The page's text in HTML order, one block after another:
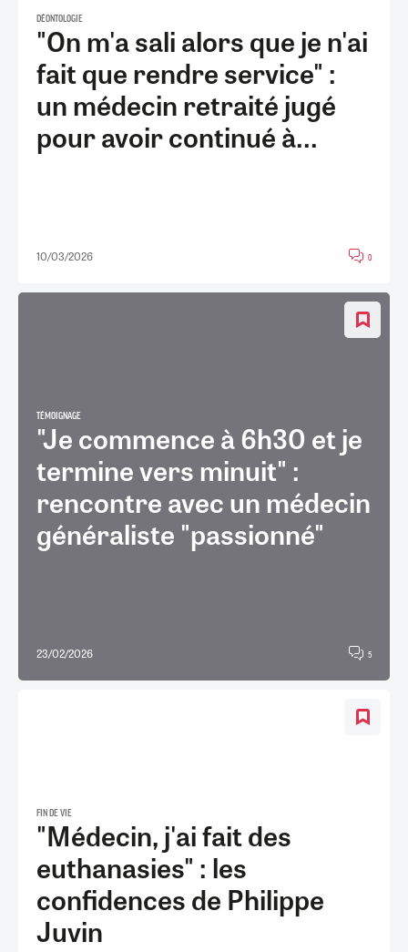
DÉONTOLOGIE
"On m'a sali alors que je n'ai
fait que rendre service" :
un médecin retraité jugé
pour avoir continué à...
10/03/2026 0
TÉMOIGNAGE
"Je commence à 6h30 et je
termine vers minuit" :
rencontre avec un médecin
généraliste "passionné"
23/02/2026 5
FIN DE VIE
"Médecin, j'ai fait des
euthanasies" : les
confidences de Philippe
Juvin